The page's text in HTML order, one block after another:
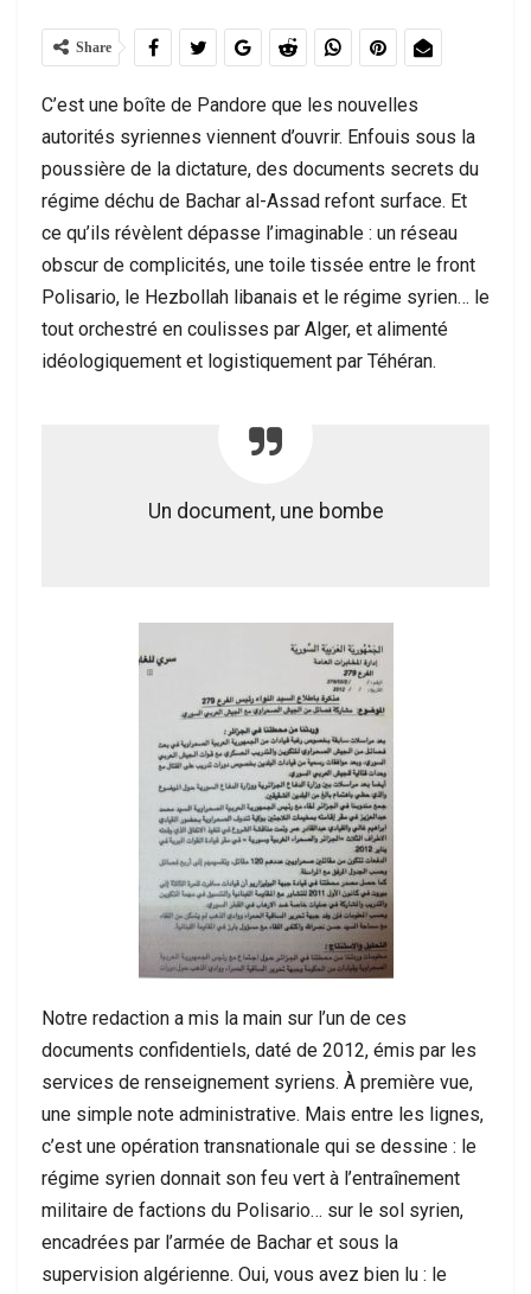
Share
C’est une boîte de Pandore que les nouvelles
autorités syriennes viennent d’ouvrir. Enfouis sous la
poussière de la dictature, des documents secrets du
régime déchu de Bachar al-Assad refont surface. Et
ce qu’ils révèlent dépasse l’imaginable : un réseau
obscur de complicités, une toile tissée entre le front
Polisario, le Hezbollah libanais et le régime syrien… le
tout orchestré en coulisses par Alger, et alimenté
idéologiquement et logistiquement par Téhéran.
Un document, une bombe
Notre redaction a mis la main sur l’un de ces
documents confidentiels, daté de 2012, émis par les
services de renseignement syriens. À première vue,
une simple note administrative. Mais entre les lignes,
c’est une opération transnationale qui se dessine : le
régime syrien donnait son feu vert à l’entraînement
militaire de factions du Polisario… sur le sol syrien,
encadrées par l’armée de Bachar et sous la
supervision algérienne. Oui, vous avez bien lu : le